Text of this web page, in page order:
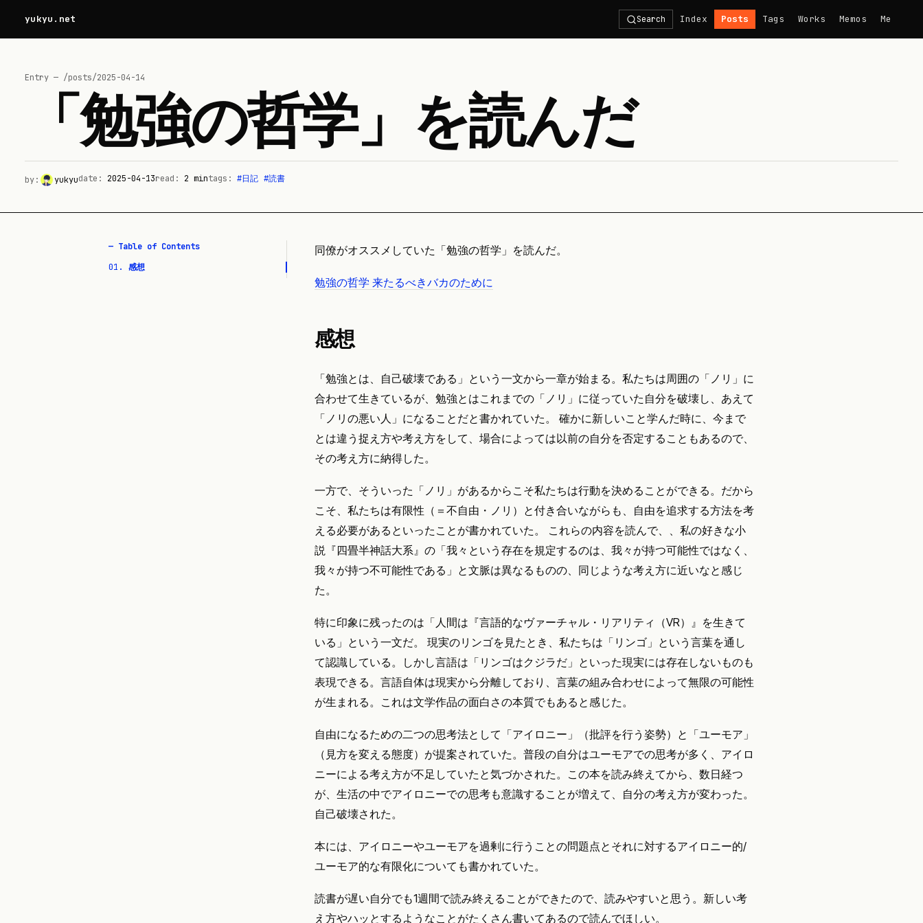
yukyu.net Search Index Posts Tags Works Memos Me
Entry — /posts/2025-04-14
「勉強の哲学」を読んだ
by: yukyudate: 2025-04-13read: 2 mintags: #日記 #読書
— Table of Contents
01 . 感想
同僚がオススメしていた「勉強の哲学」を読んだ。
勉強の哲学 来たるべきバカのために
感想
「勉強とは、自己破壊である」という一文から一章が始まる。私たちは周囲の「ノリ」に
合わせて生きているが、勉強とはこれまでの「ノリ」に従っていた自分を破壊し、あえて
「ノリの悪い人」になることだと書かれていた。 確かに新しいこと学んだ時に、今まで
とは違う捉え方や考え方をして、場合によっては以前の自分を否定することもあるので、
その考え方に納得した。
一方で、そういった「ノリ」があるからこそ私たちは行動を決めることができる。だから
こそ、私たちは有限性（＝不自由・ノリ）と付き合いながらも、自由を追求する方法を考
える必要があるといったことが書かれていた。 これらの内容を読んで、、私の好きな小
説『四畳半神話大系』の「我々という存在を規定するのは、我々が持つ可能性ではなく、
我々が持つ不可能性である」と文脈は異なるものの、同じような考え方に近いなと感じ
た。
特に印象に残ったのは「人間は『言語的なヴァーチャル・リアリティ（VR）』を生きて
いる」という一文だ。 現実のリンゴを見たとき、私たちは「リンゴ」という言葉を通し
て認識している。しかし言語は「リンゴはクジラだ」といった現実には存在しないものも
表現できる。言語自体は現実から分離しており、言葉の組み合わせによって無限の可能性
が生まれる。これは文学作品の面白さの本質でもあると感じた。
自由になるための二つの思考法として「アイロニー」（批評を行う姿勢）と「ユーモア」
（見方を変える態度）が提案されていた。普段の自分はユーモアでの思考が多く、アイロ
ニーによる考え方が不足していたと気づかされた。この本を読み終えてから、数日経つ
が、生活の中でアイロニーでの思考も意識することが増えて、自分の考え方が変わった。
自己破壊された。
本には、アイロニーやユーモアを過剰に行うことの問題点とそれに対するアイロニー的/
ユーモア的な有限化についても書かれていた。
読書が遅い自分でも1週間で読み終えることができたので、読みやすいと思う。新しい考
え方やハッとするようなことがたくさん書いてあるので読んでほしい。